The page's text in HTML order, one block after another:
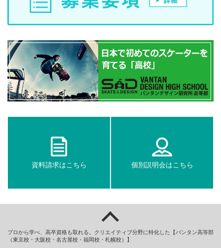
資料請求はこちら 個別説明会はこちら
プロから学べ、高卒資格も取れる。クリエイティブ分野に特化した【バンタン高等部
（東京校・大阪校・名古屋校・福岡校・札幌校）】